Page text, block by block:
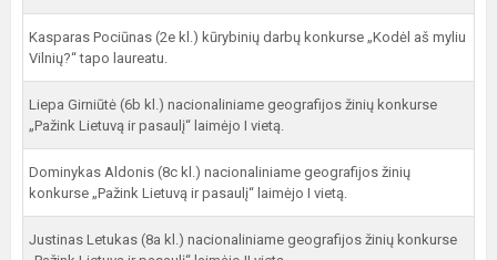
Kasparas Pociūnas (2e kl.) kūrybinių darbų konkurse „Kodėl aš myliu
Vilnių?“ tapo laureatu.
Liepa Girniūtė (6b kl.) nacionaliniame geografijos žinių konkurse
„Pažink Lietuvą ir pasaulį“ laimėjo I vietą.
Dominykas Aldonis (8c kl.) nacionaliniame geografijos žinių
konkurse „Pažink Lietuvą ir pasaulį“ laimėjo I vietą.
Justinas Letukas (8a kl.) nacionaliniame geografijos žinių konkurse